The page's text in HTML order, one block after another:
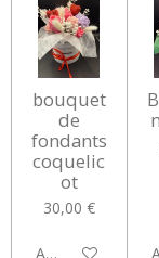
bouquet
de
fondants
coquelic
ot
30,00 €
Ajouter au panier